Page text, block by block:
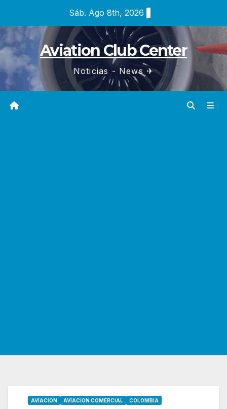
contenido
Sáb. Ago 8th, 2026
Aviation Club Center
Noticias - News ✈
AVIACION AVIACION COMERCIAL COLOMBIA